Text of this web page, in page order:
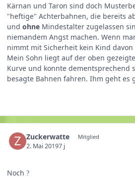
Kärnan und Taron sind doch
"heftige" Achterbahnen, die bereits
und ohne Mindestalter zugelassen
niemandem Angst machen. Wenn
nimmt mit Sicherheit kein Kind davon
Mein Sohn liegt auf der oben
Kurve und konnte dementsprechend
besagte Bahnen fahren. Ihm geht es
Zuckerwatte Mitglied
2. Mai 20197 j
Noch ?